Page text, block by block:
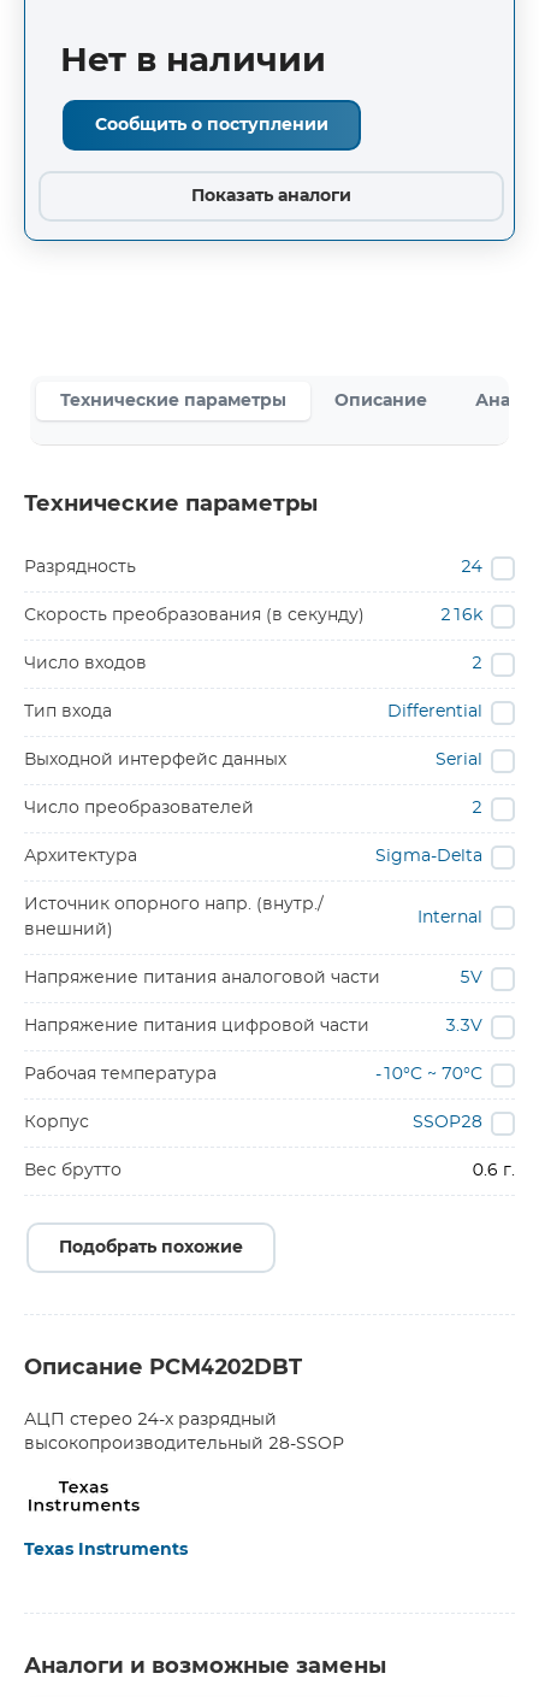
Нет в наличии
Сообщить о поступлении
Показать аналоги
Технические параметры Описание
Технические параметры
Разрядность 24
Скорость преобразования (в секунду) 216k
Число входов 2
Тип входа Differential
Выходной интерфейс данных Serial
Число преобразователей 2
Архитектура Sigma-Delta
Источник опорного напр. (внутр./
внешний)
Internal
Напряжение питания аналоговой части 5V
Напряжение питания цифровой части 3.3V
Рабочая температура -10°C ~ 70°C
Корпус SSOP28
Вес брутто 0.6 г.
Подобрать похожие
Описание PCM4202DBT
АЦП стерео 24-х разрядный
высокопроизводительный 28-SSOP
Texas Instruments
Аналоги и возможные замены